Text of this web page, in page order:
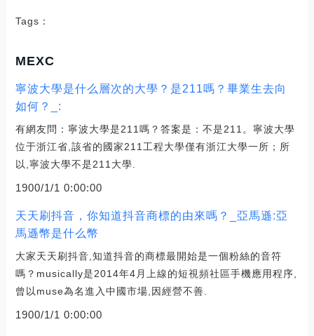
Tags：
MEXC
寧波大學是什么層次的大學？是211嗎？畢業生去向
如何？_:
有網友問：寧波大學是211嗎？答案是：不是211。寧波大學
位于浙江省,該省的國家211工程大學僅有浙江大學一所；所
以,寧波大學不是211大學.
1900/1/1 0:00:00
天天刷抖音，你知道抖音商標的由來嗎？_亞馬遜:亞
馬遜幣是什么幣
大家天天刷抖音,知道抖音的商標最開始是一個粉絲的音符
嗎？musically是2014年4月上線的短視頻社區手機應用程序,
曾以muse為名進入中國市場,因經營不善.
1900/1/1 0:00:00